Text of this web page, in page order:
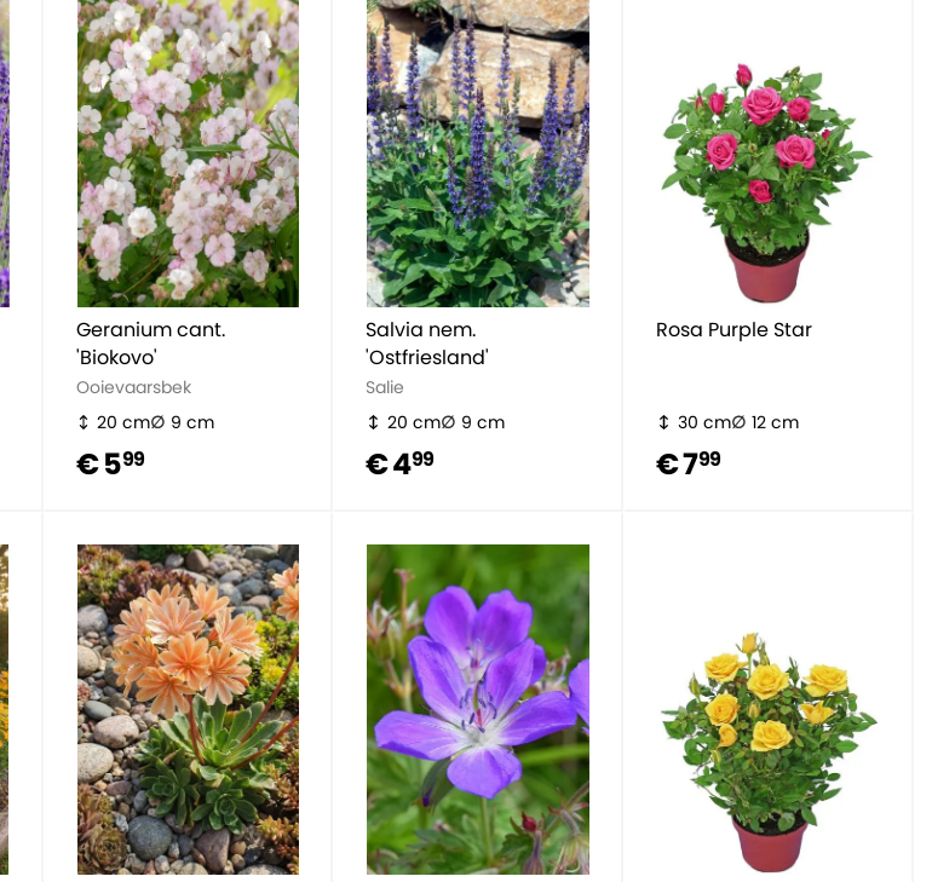
Geranium cant.
'Biokovo'
Ooievaarsbek
20 cm
9 cm
€ 599
Salvia nem.
'Ostfriesland'
Salie
20 cm
9 cm
€ 499
Rosa Purple Star
30 cm 12 cm
€ 799